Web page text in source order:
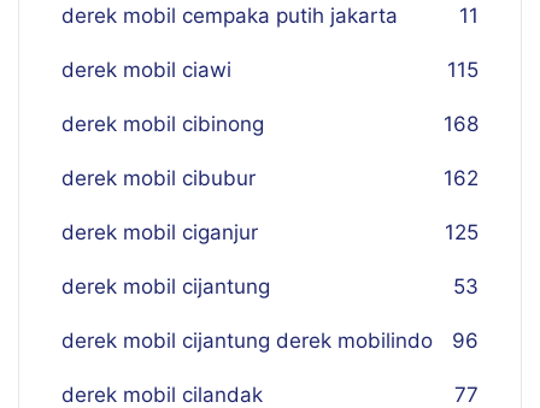
derek mobil cempaka putih jakarta 11
derek mobil ciawi 115
derek mobil cibinong 168
derek mobil cibubur 162
derek mobil ciganjur 125
derek mobil cijantung 53
derek mobil cijantung derek mobilindo 96
derek mobil cilandak 77